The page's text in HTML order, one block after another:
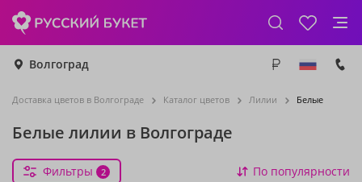
Волгоград
Доставка цветов в Волгограде Каталог цветов Лилии Белые
Белые лилии в Волгограде
Фильтры 2 По популярности